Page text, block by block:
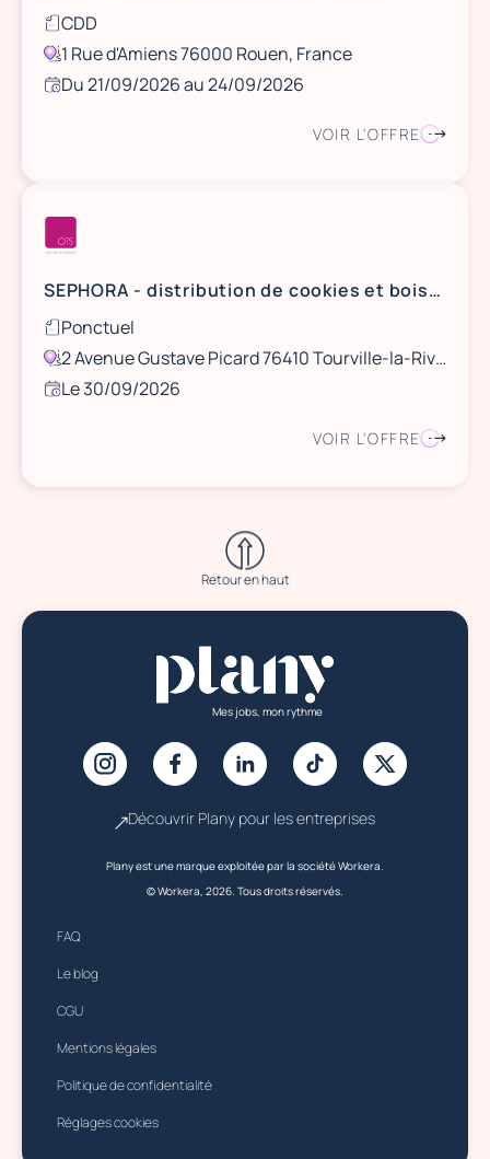
CDD
1 Rue d'Amiens 76000 Rouen, France
Du 21/09/2026 au 24/09/2026
VOIR L'OFFRE
SEPHORA - distribution de cookies et boissons - ROUEN
Ponctuel
2 Avenue Gustave Picard 76410 Tourville-la-Rivière, France
Le 30/09/2026
VOIR L'OFFRE
Retour en haut
Mes jobs, mon rythme
Découvrir Plany pour les entreprises
Plany est une marque exploitée par la société Workera.
© Workera, 2026. Tous droits réservés.
FAQ
Le blog
CGU
Mentions légales
Politique de confidentialité
Réglages cookies